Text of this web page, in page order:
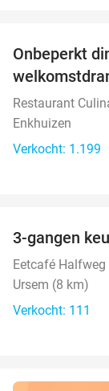
Onbeperkt
Restaurant
Enkhuizen
Verkocht: 1.199
3-gangen
Eetcafé Halfweg
Ursem (8 km)
Verkocht: 111